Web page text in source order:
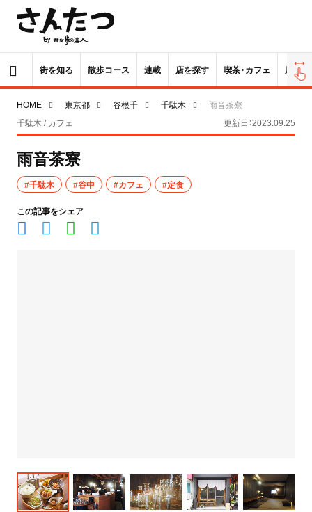
街を知る 散歩コース 連載 店を探す 喫茶・カフェ 居酒屋
HOME 東京都 谷根千 千駄木
雨音茶寮
千駄木 / カフェ
更新日：2023.09.25
雨音茶寮
#千駄木 #谷中 #カフェ #定食
この記事をシェア